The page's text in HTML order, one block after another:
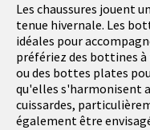
Les chaussures jouent
tenue hivernale. Les
idéales pour
préfériez des bottines
ou des bottes plates
qu'elles s'harmonisent
cuissardes,
également être